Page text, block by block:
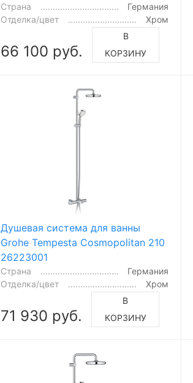
Страна
Германия
Отделка/цвет
Хром
66 100 руб.
В
КОРЗИНУ
Душевая система для ванны
Grohe Tempesta Cosmopolitan 210
26223001
Страна
Германия
Отделка/цвет
Хром
71 930 руб.
В
КОРЗИНУ